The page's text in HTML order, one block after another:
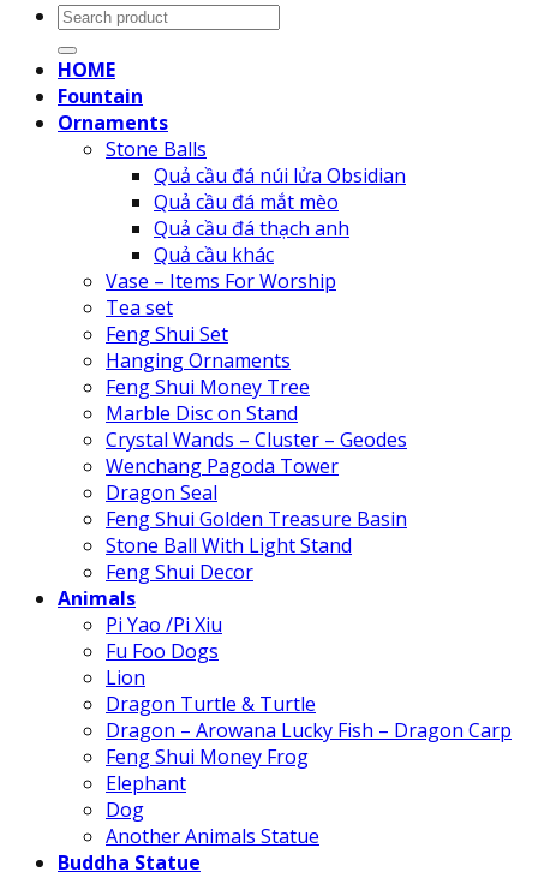
Search
for:
HOME
Fountain
Ornaments
Stone Balls
Quả cầu đá núi lửa Obsidian
Quả cầu đá mắt mèo
Quả cầu đá thạch anh
Quả cầu khác
Vase – Items For Worship
Tea set
Feng Shui Set
Hanging Ornaments
Feng Shui Money Tree
Marble Disc on Stand
Crystal Wands – Cluster – Geodes
Wenchang Pagoda Tower
Dragon Seal
Feng Shui Golden Treasure Basin
Stone Ball With Light Stand
Feng Shui Decor
Animals
Pi Yao /Pi Xiu
Fu Foo Dogs
Lion
Dragon Turtle & Turtle
Dragon – Arowana Lucky Fish – Dragon Carp
Feng Shui Money Frog
Elephant
Dog
Another Animals Statue
Buddha Statue